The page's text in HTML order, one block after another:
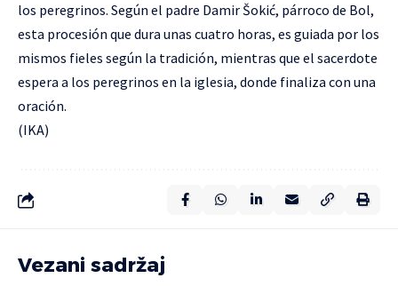
los peregrinos. Según el padre Damir Šokić, párroco de Bol,
esta procesión que dura unas cuatro horas, es guiada por los
mismos fieles según la tradición, mientras que el sacerdote
espera a los peregrinos en la iglesia, donde finaliza con una
oración.
(IKA)
Vezani sadržaj